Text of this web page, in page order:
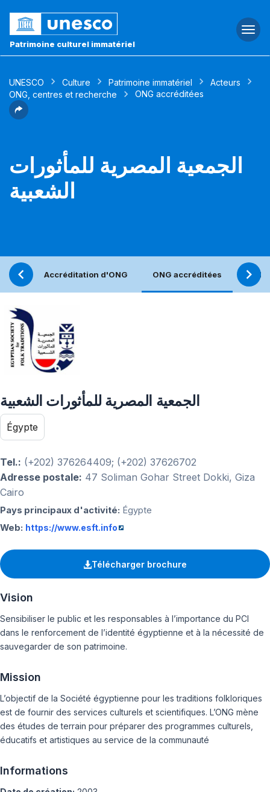
Patrimoine culturel immatériel
UNESCO Culture Patrimoine immatériel
Acteurs
ONG, centres et recherche
ONG accréditées
الجمعية المصرية للمأثورات
الشعبية
Accréditation d'ONG ONG accréditées
الجمعية المصرية للمأثورات الشعبية
Égypte
Tel.: (+202) 376264409; (+202) 37626702
Adresse postale: 47 Soliman Gohar Street Dokki, Giza
Cairo
Pays principaux d'activité: Égypte
Web: https://www.esft.info
Télécharger brochure
Vision
Sensibiliser le public et les responsables à l’importance du PCI
dans le renforcement de l’identité égyptienne et à la nécessité de
sauvegarder de son patrimoine.
Mission
L’objectif de la Société égyptienne pour les traditions folkloriques
est de fournir des services culturels et scientifiques. L’ONG mène
des études de terrain pour préparer des programmes culturels,
éducatifs et artistiques au service de la communauté
Informations